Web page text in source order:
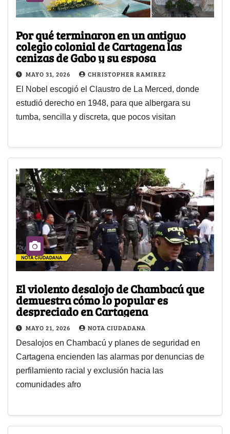
Por qué terminaron en un antiguo
colegio colonial de Cartagena las
cenizas de Gabo y su esposa
MAYO 31, 2026 CHRISTOPHER RAMIREZ
El Nobel escogió el Claustro de La Merced, donde
estudió derecho en 1948, para que albergara su
tumba, sencilla y discreta, que pocos visitan
El violento desalojo de Chambacú que
demuestra cómo lo popular es
despreciado en Cartagena
MAYO 21, 2026 NOTA CIUDADANA
Desalojos en Chambacú y planes de seguridad en
Cartagena encienden las alarmas por denuncias de
perfilamiento racial y exclusión hacia las
comunidades afro